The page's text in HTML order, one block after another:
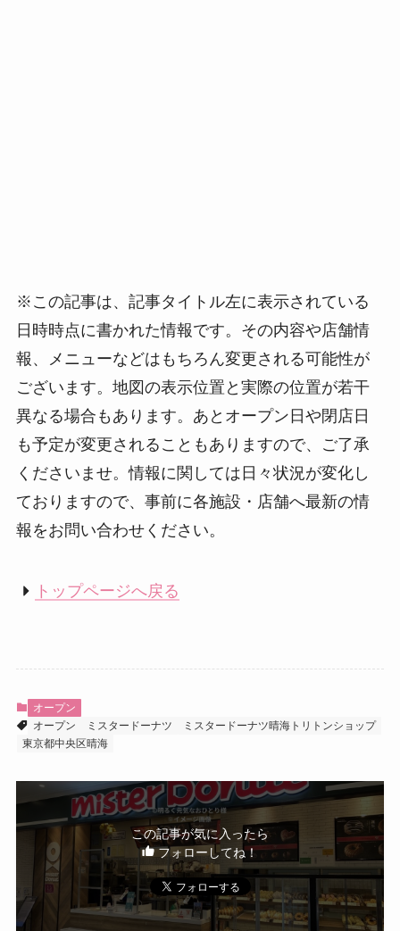
※この記事は、記事タイトル左に表示されている
日時時点に書かれた情報です。その内容や店舗情
報、メニューなどはもちろん変更される可能性が
ございます。地図の表示位置と実際の位置が若干
異なる場合もあります。あとオープン日や閉店日
も予定が変更されることもありますので、ご了承
くださいませ。情報に関しては日々状況が変化し
ておりますので、事前に各施設・店舗へ最新の情
報をお問い合わせください。
トップページへ戻る
オープン
オープン
ミスタードーナツ
ミスタードーナツ晴海トリトンショップ
東京都中央区晴海
この記事が気に入ったら
フォローしてね！